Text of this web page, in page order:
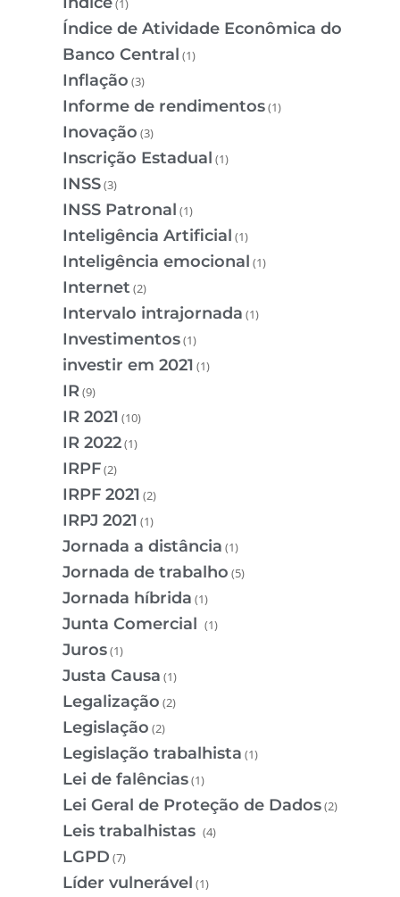
(1)
Índice de Atividade Econômica do
Banco Central (1)
Inflação (3)
Informe de rendimentos(1)
Inovação (3)
Inscrição Estadual (1)
INSS(3)
INSS Patronal (1)
Inteligência Artificial (1)
Inteligência emocional (1)
Internet (2)
Intervalo intrajornada (1)
Investimentos(1)
investir em 2021 (1)
IR(9)
IR 2021 (10)
IR 2022(1)
IRPF(2)
IRPF 2021 (2)
IRPJ 2021 (1)
Jornada a distância (1)
Jornada de trabalho (5)
Jornada híbrida (1)
Junta Comercial (1)
Juros(1)
Justa Causa (1)
Legalização (2)
Legislação (2)
Legislação trabalhista (1)
Lei de falências(1)
Lei Geral de Proteção de Dados(2)
Leis trabalhistas (4)
LGPD (7)
Líder vulnerável (1)